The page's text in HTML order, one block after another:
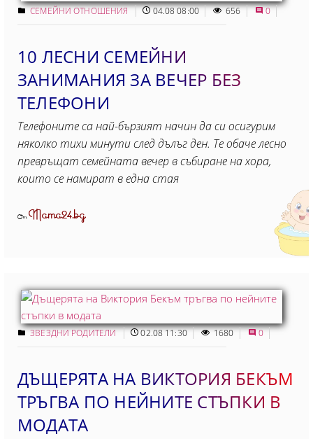
СЕМЕЙНИ ОТНОШЕНИЯ 04.08 08:00 656 0
10 ЛЕСНИ СЕМЕЙНИ
ЗАНИМАНИЯ ЗА ВЕЧЕР БЕЗ
ТЕЛЕФОНИ
Телефоните са най-бързият начин да си осигурим
няколко тихи минути след дълъг ден. Те обаче лесно
превръщат семейната вечер в събиране на хора,
които се намират в една стая
ОтMama24.bg
ЗВЕЗДНИ РОДИТЕЛИ 02.08 11:30 1680 0
ДЪЩЕРЯТА НА ВИКТОРИЯ БЕКЪМ
ТРЪГВА ПО НЕЙНИТЕ СТЪПКИ В
МОДАТА